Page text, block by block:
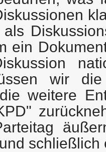
ein
wir die
weitere